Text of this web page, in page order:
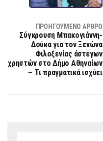
ΠΡΟΗΓΟΎΜΕΝΟ ΆΡΘΡΟ
Σύγκρουση Μπακογιάννη-
Δούκα για τον Ξενώνα
Φιλοξενίας άστεγων
χρηστών στο Δήμο Αθηναίων
– Τι πραγματικά ισχύει